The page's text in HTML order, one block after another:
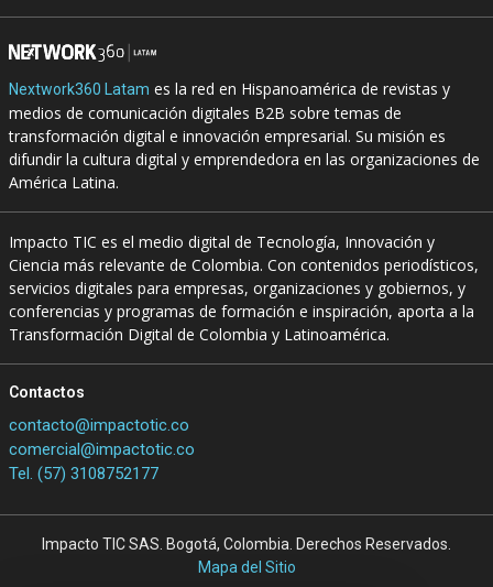
Nextwork360 Latam es la red en Hispanoamérica de revistas y
medios de comunicación digitales B2B sobre temas de
transformación digital e innovación empresarial. Su misión es
difundir la cultura digital y emprendedora en las organizaciones de
América Latina.
Impacto TIC es el medio digital de Tecnología, Innovación y
Ciencia más relevante de Colombia. Con contenidos periodísticos,
servicios digitales para empresas, organizaciones y gobiernos, y
conferencias y programas de formación e inspiración, aporta a la
Transformación Digital de Colombia y Latinoamérica.
Contactos
contacto@impactotic.co
comercial@impactotic.co
Tel. (57) 3108752177
Impacto TIC SAS. Bogotá, Colombia. Derechos Reservados.
Mapa del Sitio